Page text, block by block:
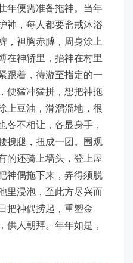
年便需准备拖神。当年
神，每人都要斋戒沐浴
，袒胸赤膊，周身涂上
在神轿里，抬神在村里
跟着，待游至指定的一
便猛冲猛拼，想把神拖
上豆油，滑溜溜地，很
各不相让，各显身手，
拽腿，扭成一团。围观
的还骑上墙头，登上屋
神偶拖下来，弄得须脱
里浸泡，至此方尽兴而
把神偶捞起，重塑金
供人朝拜。年年如是，